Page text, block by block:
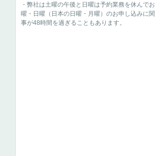
・弊社は土曜の午後と日曜は予約業務を休んで
曜・日曜（日本の日曜・月曜）のお申し込みに
事が48時間を過ぎることもあります。